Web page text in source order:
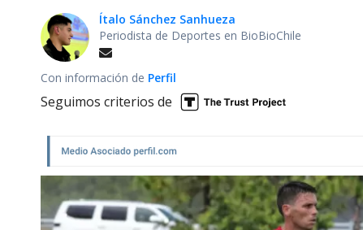
Ítalo Sánchez Sanhueza
Periodista de Deportes en BioBioChile
Con información de Perfil
Seguimos criterios de